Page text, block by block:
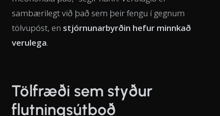
sambærilegt við það sem þeir fengu í gegnum
tölvupóst, en stjórnunarbyrðin hefur minnkað
verulega.
Tölfræði sem styður
flutningsútboð